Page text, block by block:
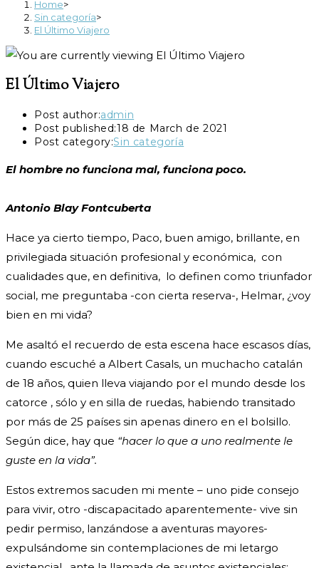
Home>
Sin categoría>
El Último Viajero
El Último Viajero
Post author:admin
Post published:18 de March de 2021
Post category:Sin categoría
El hombre no funciona mal, funciona poco.
Antonio Blay Fontcuberta
Hace ya cierto tiempo, Paco, buen amigo, brillante, en
privilegiada situación profesional y económica, con
cualidades que, en definitiva, lo definen como triunfador
social, me preguntaba -con cierta reserva-, Helmar, ¿voy
bien en mi vida?
Me asaltó el recuerdo de esta escena hace escasos días,
cuando escuché a Albert Casals, un muchacho catalán
de 18 años, quien lleva viajando por el mundo desde los
catorce , sólo y en silla de ruedas, habiendo transitado
por más de 25 países sin apenas dinero en el bolsillo.
Según dice, hay que “hacer lo que a uno realmente le
guste en la vida”.
Estos extremos sacuden mi mente – uno pide consejo
para vivir, otro -discapacitado aparentemente- vive sin
pedir permiso, lanzándose a aventuras mayores-
expulsándome sin contemplaciones de mi letargo